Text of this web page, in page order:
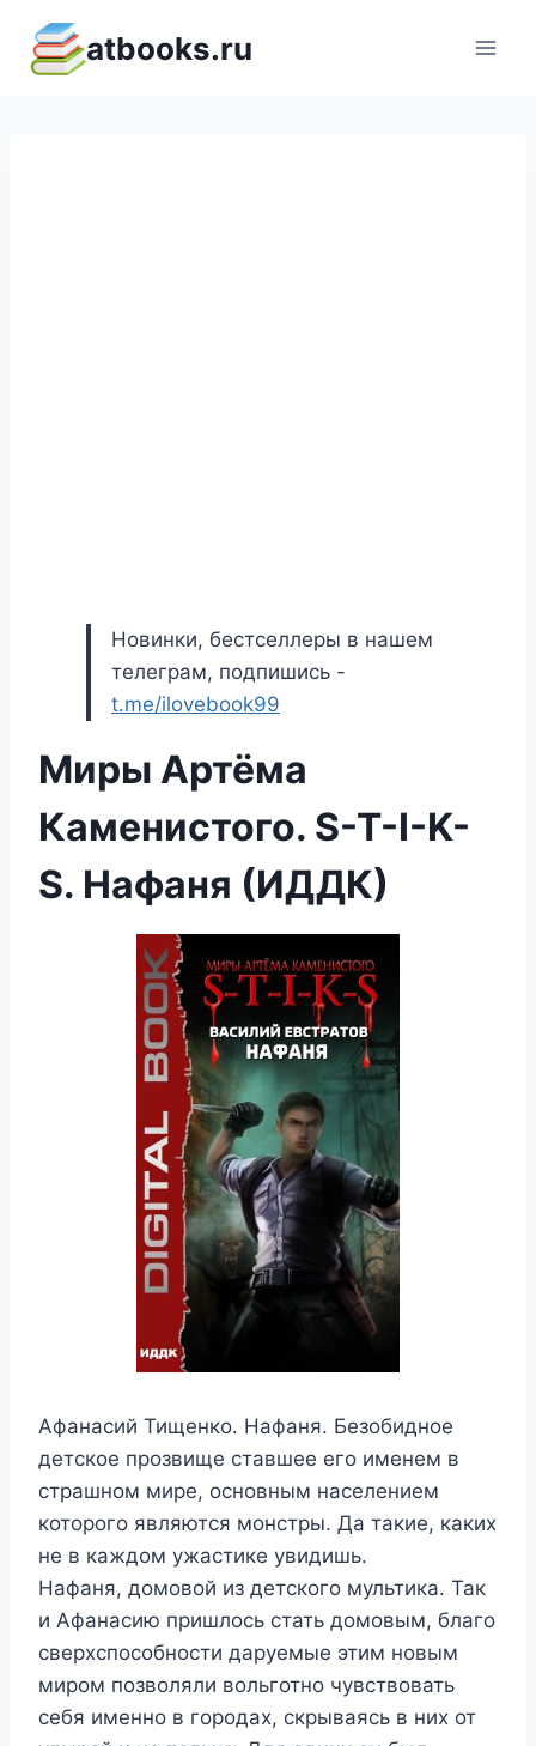
содержимому
atbooks.ru
Новинки, бестселлеры в нашем
телеграм, подпишись -
t.me/ilovebook99
Миры Артёма
Каменистого. S-T-I-K-
S. Нафаня (ИДДК)
Афанасий Тищенко. Нафаня. Безобидное
детское прозвище ставшее его именем в
страшном мире, основным населением
которого являются монстры. Да такие, каких
не в каждом ужастике увидишь.
Нафаня, домовой из детского мультика. Так
и Афанасию пришлось стать домовым, благо
сверхспособности даруемые этим новым
миром позволяли вольготно чувствовать
себя именно в городах, скрываясь в них от